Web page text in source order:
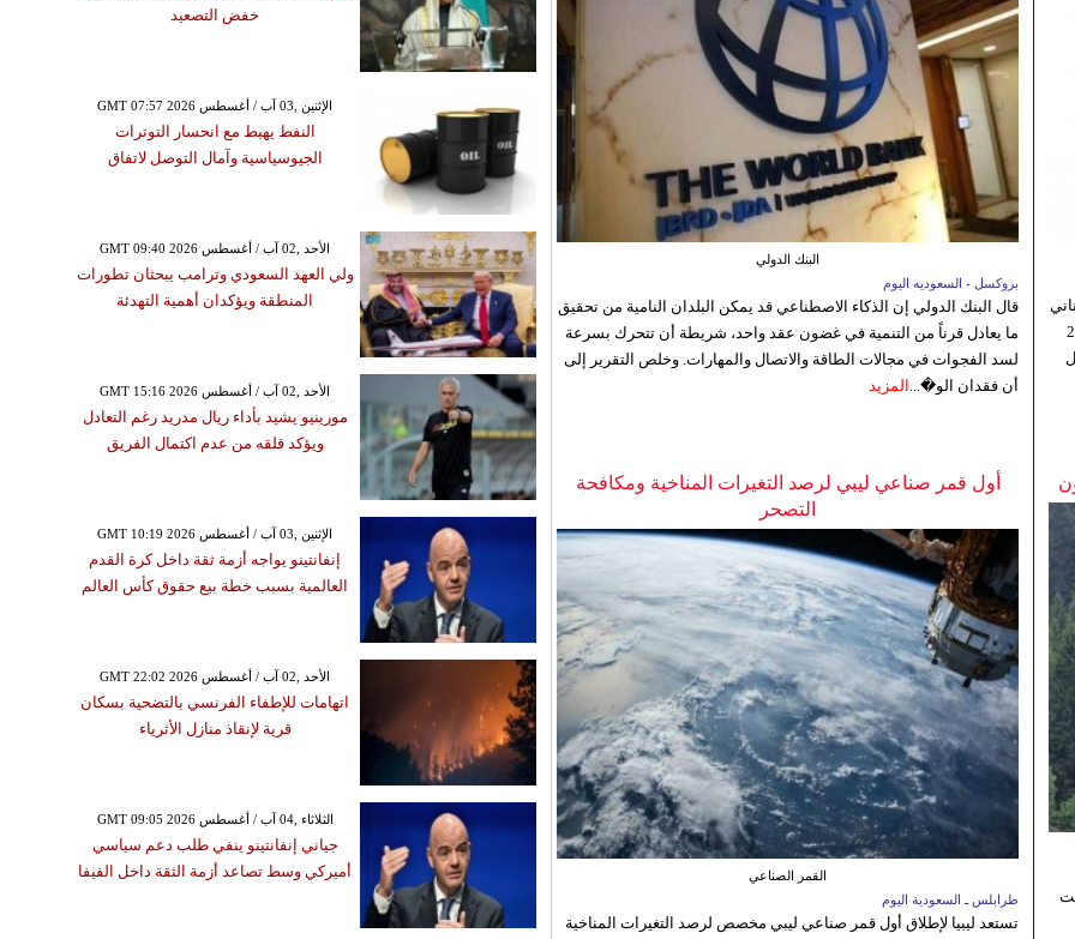
البنك الدولي
بروكسل - السعوديه اليوم
قال البنك الدولي إن الذكاء الاصطناعي قد يمكن البلدان النامية من تحقيق
ما يعادل قرناً من التنمية في غضون عقد واحد، شريطة أن تتحرك بسرعة
لسد الفجوات في مجالات الطاقة والاتصال والمهارات. وخلص التقرير إلى
أن فقدان الو�... المزيد
آب الجاري، إلى 23
أول قمر صناعي ليبي لرصد التغيرات المناخية ومكافحة
التصحر
القمر الصناعي
طرابلس ـ السعودية اليوم
تستعد ليبيا لإطلاق أول قمر صناعي ليبي مخصص لرصد التغيرات المناخية
خفض التصعيد
GMT 07:57 2026 الإثنين ,03 آب / أغسطس
النفط يهبط مع انحسار التوترات
الجيوسياسية وآمال التوصل لاتفاق
GMT 09:40 2026 الأحد ,02 آب / أغسطس
ولي العهد السعودي وترامب يبحثان تطورات
المنطقة ويؤكدان أهمية التهدئة
GMT 15:16 2026 الأحد ,02 آب / أغسطس
مورينيو يشيد بأداء ريال مدريد رغم التعادل
ويؤكد قلقه من عدم اكتمال الفريق
GMT 10:19 2026 الإثنين ,03 آب / أغسطس
إنفانتينو يواجه أزمة ثقة داخل كرة القدم
العالمية بسبب خطة بيع حقوق كأس العالم
GMT 22:02 2026 الأحد ,02 آب / أغسطس
اتهامات للإطفاء الفرنسي بالتضحية بسكان
قرية لإنقاذ منازل الأثرياء
GMT 09:05 2026 الثلاثاء ,04 آب / أغسطس
جياني إنفانتينو ينفي طلب دعم سياسي
أميركي وسط تصاعد أزمة الثقة داخل الفيفا